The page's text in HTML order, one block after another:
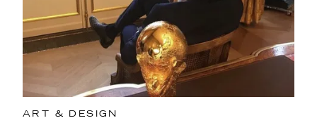
ART & DESIGN